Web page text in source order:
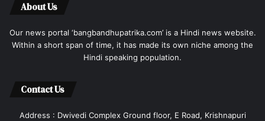
About Us
Our news portal ‘bangbandhupatrika.com’ is a Hindi news website.
Within a short span of time, it has made its own niche among the
Hindi speaking population.
Contact Us
Address : Dwivedi Complex Ground floor, E Road, Krishnapuri